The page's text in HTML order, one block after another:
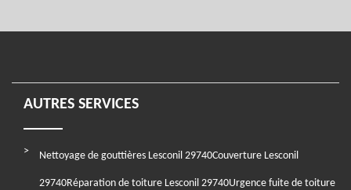
AUTRES SERVICES
Nettoyage de gouttières Lesconil 29740Couverture Lesconil
29740Réparation de toiture Lesconil 29740Urgence fuite de toiture